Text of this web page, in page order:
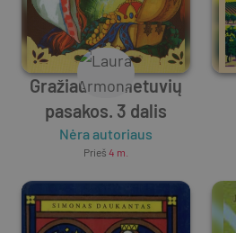
Gražiausios lietuvių
pasakos. 3 dalis
Nėra autoriaus
Prieš 4 m.